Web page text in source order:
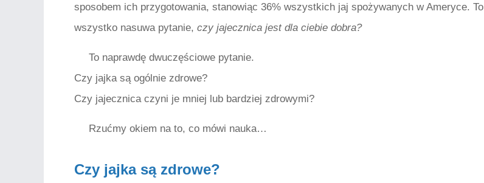
sposobem ich przygotowania, stanowiąc 36% wszystkich jaj spożywanych w Ameryce. To
wszystko nasuwa pytanie, czy jajecznica jest dla ciebie dobra?
To naprawdę dwuczęściowe pytanie.
Czy jajka są ogólnie zdrowe?
Czy jajecznica czyni je mniej lub bardziej zdrowymi?
Rzućmy okiem na to, co mówi nauka…
Czy jajka są zdrowe?